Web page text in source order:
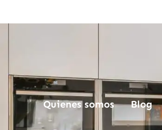
Quienes somos Blog